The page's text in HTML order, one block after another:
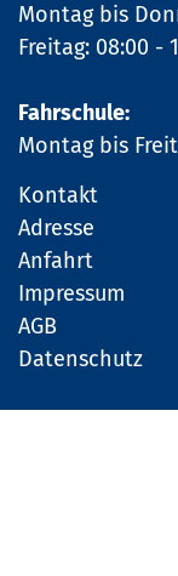
Montag bis
Freitag: 08:00 -
Fahrschule:
Montag bis
Kontakt
Adresse
Anfahrt
Impressum
AGB
Datenschutz